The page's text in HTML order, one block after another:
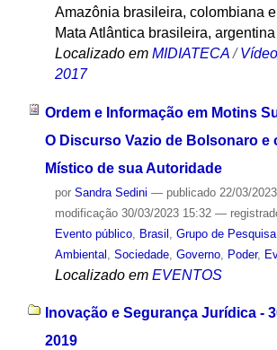
Amazônia brasileira, colombiana
Mata Atlântica brasileira,
Localizado em MIDIATECA /
2017
Ordem e Informação em Motins
O Discurso Vazio de Bolsonaro e
Místico de sua Autoridade
por Sandra Sedini — publicado22/03/2023
modificação30/03/2023 15:32 —
Evento público, Brasil Grupo de
Ambiental Sociedade, Governo, Poder,
Localizado em EVENTOS
Inovação e Segurança Jurídica -
2019